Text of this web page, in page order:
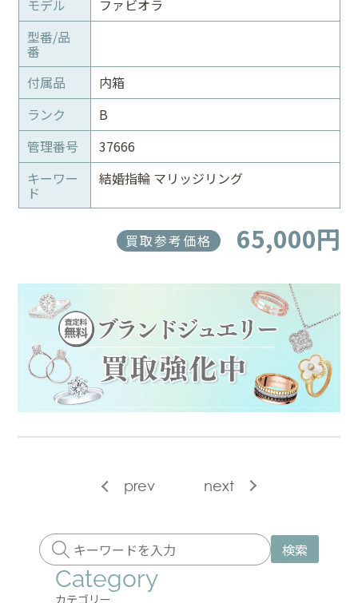
モデル
ファビオラ
型番/品
番
付属品
内箱
ランク
B
管理番号
37666
キーワー
ド
結婚指輪 マリッジリング
買取参考価格 65,000円
prev next
検索
Category
カテゴリー